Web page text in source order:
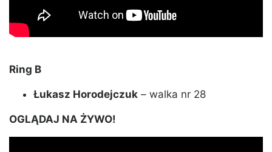
Ring B
Łukasz Horodejczuk – walka nr 28
OGLĄDAJ NA ŻYWO!